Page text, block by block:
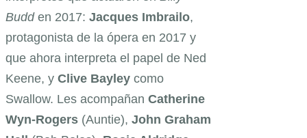
Budden 2017: Jacques Imbrailo,
protagonista de la ópera en 2017 y
que ahora interpreta el papel de Ned
Keene, y Clive Bayley como
Swallow. Les acompañan Catherine
Wyn-Rogers (Auntie), John Graham